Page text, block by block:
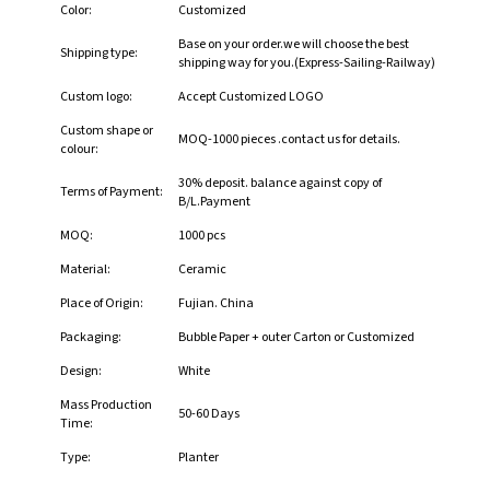
Color:
Customized
Shipping type:
Base on your order.we will choose the best
shipping way for you.(Express-Sailing-Railway)
Custom logo:
Accept Customized LOGO
Custom shape or
colour:
MOQ-1000 pieces .contact us for details.
Terms of Payment:
30% deposit. balance against copy of
B/L.Payment
MOQ:
1000 pcs
Material:
Ceramic
Place of Origin:
Fujian. China
Packaging:
Bubble Paper + outer Carton or Customized
Design:
White
Mass Production
Time:
50-60 Days
Type: Planter